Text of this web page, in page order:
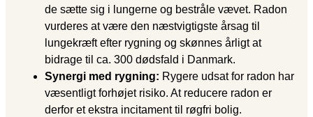
de sætte sig i lungerne og bestråle vævet. Radon
vurderes at være den næstvigtigste årsag til
lungekræft efter rygning og skønnes årligt at
bidrage til ca. 300 dødsfald i Danmark.
Synergi med rygning: Rygere udsat for radon har
væsentligt forhøjet risiko. At reducere radon er
derfor et ekstra incitament til røgfri bolig.